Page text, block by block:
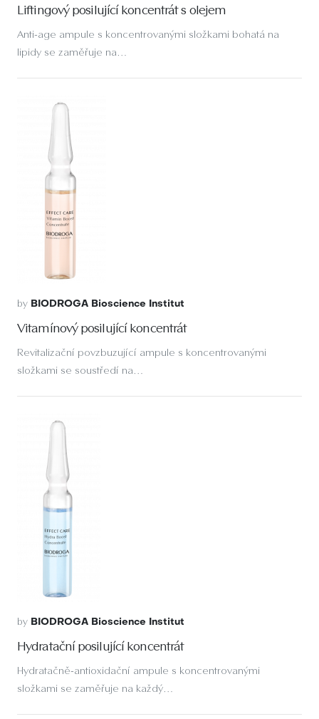
Liftingový posilující koncentrát s olejem
Anti-age ampule s koncentrovanými složkami bohatá na
lipidy se zaměřuje na…
by BIODROGA Bioscience Institut
Vitamínový posilující koncentrát
Revitalizační povzbuzující ampule s koncentrovanými
složkami se soustředí na…
by BIODROGA Bioscience Institut
Hydratační posilující koncentrát
Hydratačně-antioxidační ampule s koncentrovanými
složkami se zaměřuje na každý…